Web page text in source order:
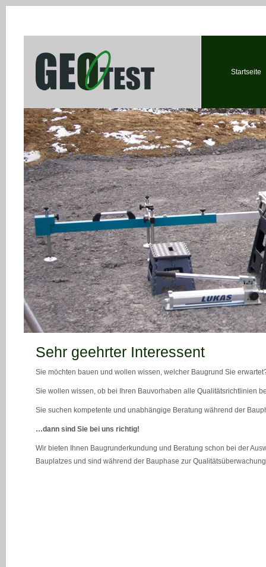
Startseite
Sehr geehrter Interessent
Sie möchten bauen und wollen wissen, welcher Baugrund Sie
Sie wollen wissen, ob bei Ihren Bauvorhaben alle Qualitätsrichtlinien
Sie suchen kompetente und unabhängige Beratung während der
…dann sind Sie bei uns richtig!
Wir bieten Ihnen Baugrunderkundung und Beratung schon bei der
Bauplatzes und sind während der Bauphase zur